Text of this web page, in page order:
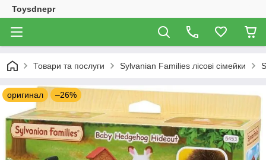
Toysdnepr
Товари та послуги Sylvanian Families лісові сімейки
оригинал –26%